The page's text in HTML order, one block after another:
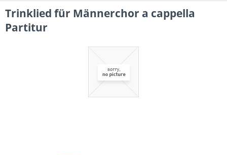
Trinklied für Männerchor a cappella
Partitur